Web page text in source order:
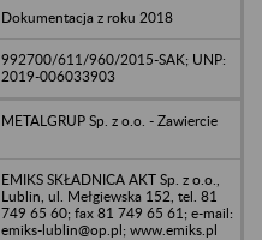
Dokumentacja z roku 2018
992700/611/960/2015-SAK; UNP:
2019-006033903
METALGRUP Sp. z o.o. - Zawiercie
EMIKS SKŁADNICA AKT Sp. z o.o.,
Lublin, ul. Mełgiewska 152, tel. 81
749 65 60; fax 81 749 65 61; e-mail:
emiks-lublin@op.pl; www.emiks.pl